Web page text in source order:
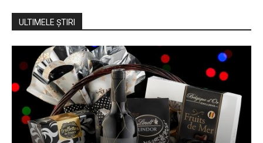
ULTIMELE ŞTIRI